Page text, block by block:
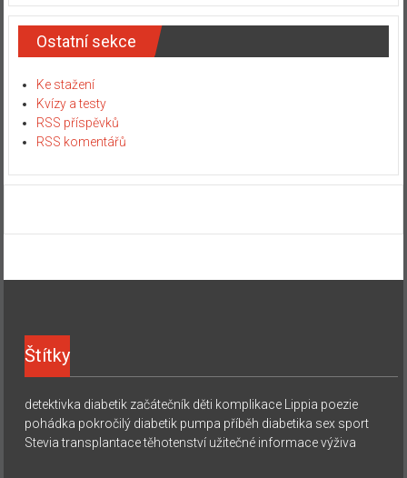
Ostatní sekce
Ke stažení
Kvízy a testy
RSS příspěvků
RSS komentářů
Štítky
detektivka diabetik začátečník děti komplikace Lippia poezie
pohádka pokročilý diabetik pumpa příběh diabetika sex sport
Stevia transplantace těhotenství užitečné informace výživa